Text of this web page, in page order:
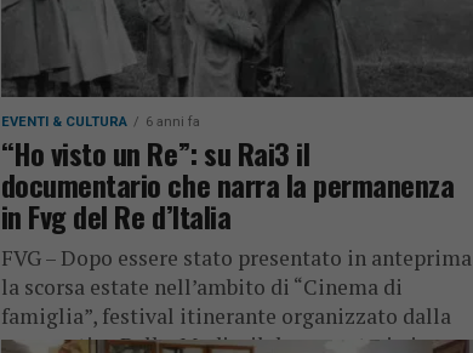
EVENTI & CULTURA 6 anni fa
“Ho visto un Re”: su Rai3 il
documentario che narra la permanenza
in Fvg del Re d’Italia
FVG – Dopo essere stato presentato in anteprima
la scorsa estate nell’ambito di “Cinema di
famiglia”, festival itinerante organizzato dalla
cooperativa Belka Media, il documentario in...